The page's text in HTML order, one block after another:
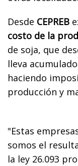
Desde CEPREB
costo de la
de soja, que
lleva
haciendo
producción y
"Estas
somos el
la ley 26.093